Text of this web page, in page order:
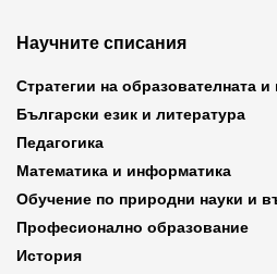
Научните списания
Стратегии на образователната и
Български език и литература
Педагогика
Математика и информатика
Обучение по природни науки и
Професионално образование
История